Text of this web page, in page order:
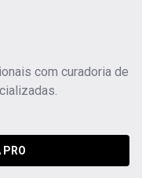
com curadoria de
PRO